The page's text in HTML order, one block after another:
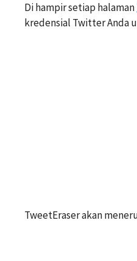
Di hampir setiap halaman
kredensial Twitter Anda
TweetEraser akan